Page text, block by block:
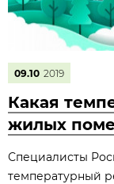
09.10 2019
Какая
жилых
Специалисты
температурный